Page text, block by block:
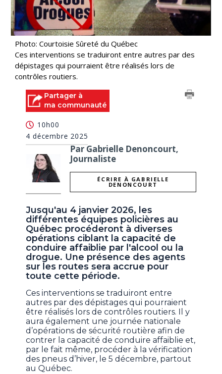
Photo: Courtoisie Sûreté du Québec
Ces interventions se traduiront entre autres par des
dépistages qui pourraient être réalisés lors de
contrôles routiers.
Partager à
ma communauté
10h00
4 décembre 2025
Par Gabrielle Denoncourt,
Journaliste
ÉCRIRE À GABRIELLE
DENONCOURT
Jusqu'au 4 janvier 2026, les
différentes équipes policières au
Québec procéderont à diverses
opérations ciblant la capacité de
conduire affaiblie par l'alcool ou la
drogue. Une présence des agents
sur les routes sera accrue pour
toute cette période.
Ces interventions se traduiront entre
autres par des dépistages qui pourraient
être réalisés lors de contrôles routiers. Il y
aura également une journée nationale
d’opérations de sécurité routière afin de
contrer la capacité de conduire affaiblie et,
par le fait même, procéder à la vérification
des pneus d’hiver, le 5 décembre, partout
au Québec.